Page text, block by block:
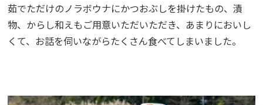
茹でただけのノラボウナにかつおぶしを掛けたもの、漬
物、からし和えもご用意いただいただき、あまりにおいし
くて、お話を伺いながらたくさん食べてしまいました。